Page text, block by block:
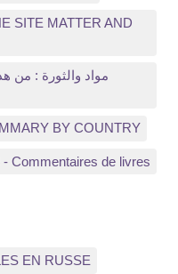
SITE MATTER AND
BY COUNTRY
- Commentaires de livres
EN RUSSE